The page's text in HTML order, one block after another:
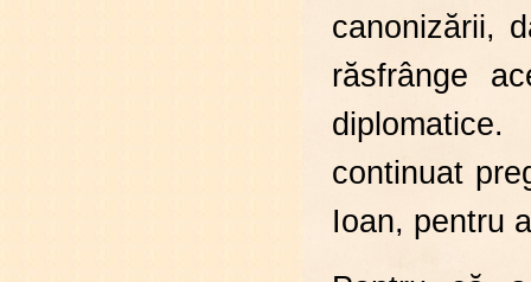
canonizării,
răsfrânge
continuat
Ioan, pentru